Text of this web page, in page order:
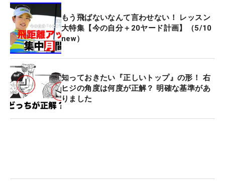
もう飛ばないなんて言わせない！ レッスン
大特集【今の自分＋20ヤード計画】（5/10
new）
知っておきたい『正しいトップ』の形！ 右
ヒジの角度は何度が正解？ 明確な基準があ
りました